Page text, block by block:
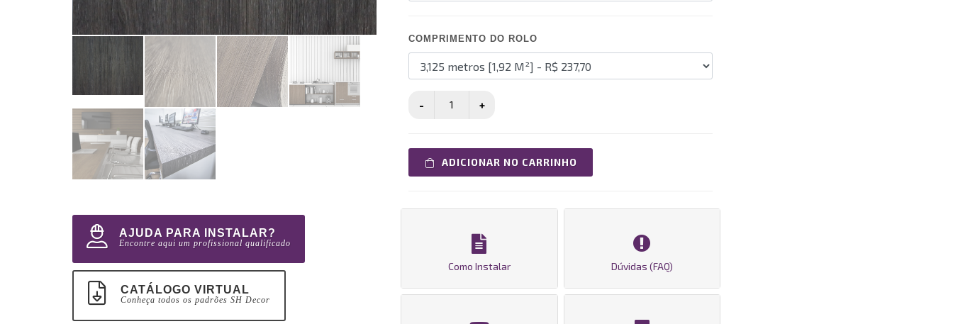
AJUDA PARA INSTALAR?
Encontre aqui um profissional qualificado
CATÁLOGO VIRTUAL
Conheça todos os padrões SH Decor
COMPRIMENTO DO ROLO
ADICIONAR NO CARRINHO
Como Instalar Dúvidas (FAQ)